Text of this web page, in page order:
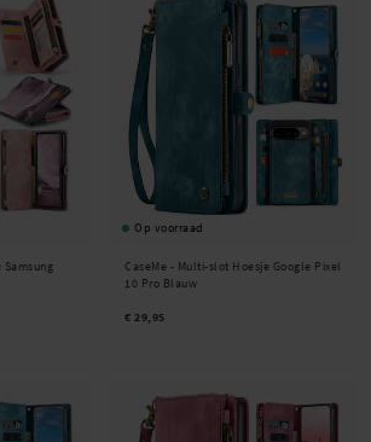
Op voorraad
CaseMe - Multi-slot Hoesje Google Pixel
10 Pro Blauw
€ 29,95